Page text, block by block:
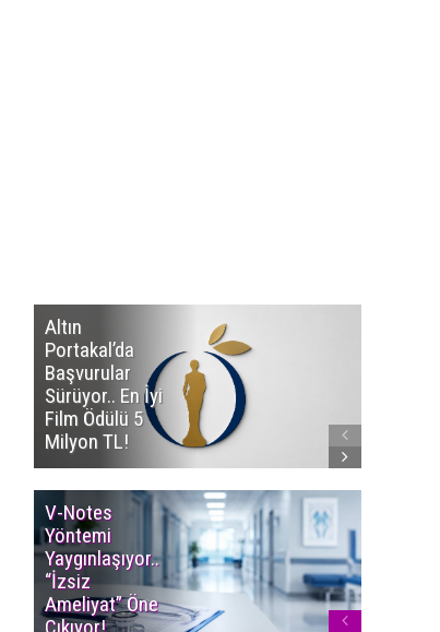
Altın
Portakal’da
Başvurular
Sürüyor.. En İyi
Film Ödülü 5
Milyon TL!
V-Notes
Yöntemi
Yaygınlaşıyor..
“İzsiz
Ameliyat” Öne